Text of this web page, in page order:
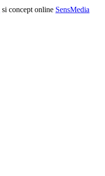
si concept online SensMedia